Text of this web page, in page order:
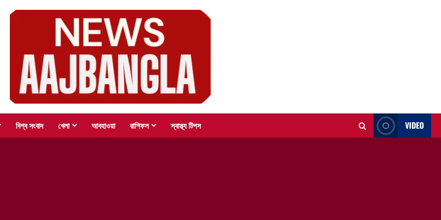
বিশ্ব সংবাদ খেলা আবহাওয়া রাশিফল স্বাস্থ্য টিপস VIDEO